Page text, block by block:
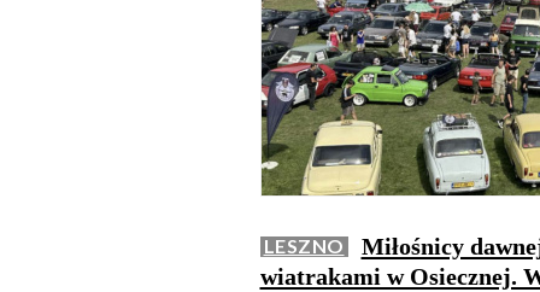
LESZNO
Miłośnicy
wiatrakami w Osiecznej.